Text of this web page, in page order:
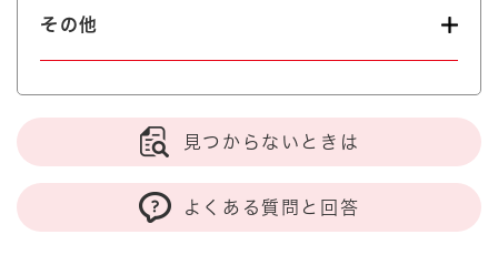
その他
見つからないときは
よくある質問と回答